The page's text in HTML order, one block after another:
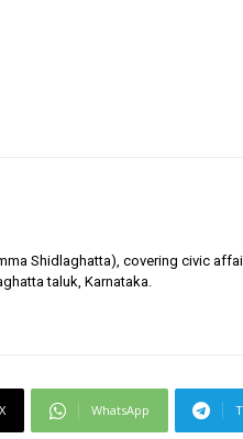
Shidlaghatta), covering civic
taluk, Karnataka.
X WhatsApp